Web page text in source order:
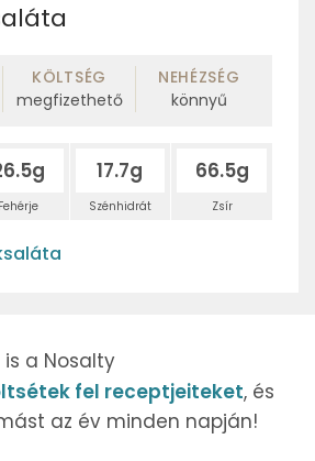
KÖLTSÉG
megfizethető
NEHÉZSÉG
könnyű
Fehérje
17.7g
Szénhidrát
66.5g
Zsír
a Nosalty
fel receptjeiteket, és
az év minden napján!